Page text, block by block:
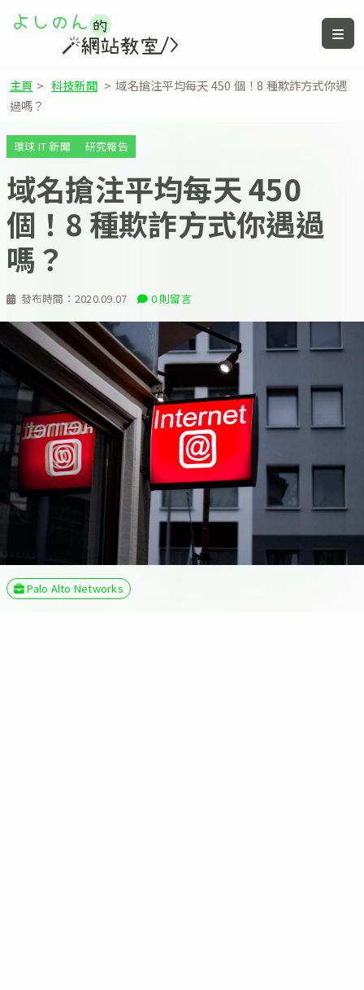
主頁 > 科技新聞 > 域名搶注平均每天 450 個！8 種欺詐方式你遇
過嗎？
發布時間： 2020.09.07 0 則留言
環球 IT 新聞 研究報告
域名搶注平均每天 450
個！8 種欺詐方式你遇過
嗎？
Palo Alto Networks